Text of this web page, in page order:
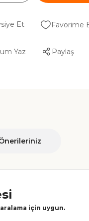
Et
Yaz Paylaş
için uygun.